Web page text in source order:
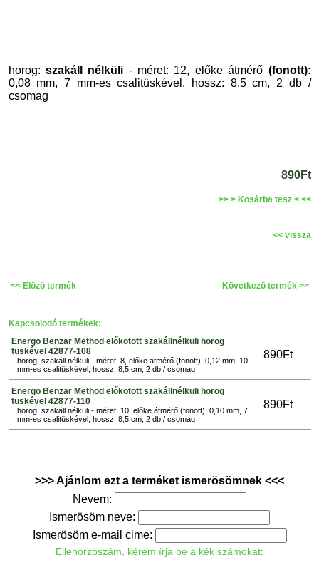
horog: szakáll nélküli - méret: 12, előke átmérő (fonott):
0,08 mm, 7 mm-es csalitüskével, hossz: 8,5 cm, 2 db /
csomag
890Ft
>> > Kosárba tesz < <<
<< vissza
<< Elözö termék Következö termék >>
Kapcsolodó termékek:
Energo Benzar Method előkötött szakállnélküli horog
tüskével 42877-108
890Ft
horog: szakáll nélküli - méret: 8, előke átmérő (fonott): 0,12 mm, 10
mm-es csalitüskével, hossz: 8,5 cm, 2 db / csomag
Energo Benzar Method előkötött szakállnélküli horog
tüskével 42877-110
890Ft
horog: szakáll nélküli - méret: 10, előke átmérő (fonott): 0,10 mm, 7
mm-es csalitüskével, hossz: 8,5 cm, 2 db / csomag
>>> Ajánlom ezt a terméket ismerösömnek <<<
Nevem:
Ismerösöm neve:
Ismerösöm e-mail cime:
Ellenörzöszám, kérem írja be a kék számokat: